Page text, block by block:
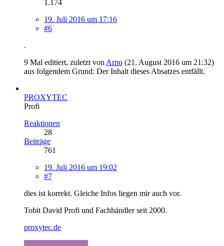
1.174
19. Juli 2016 um 17:16
#6
.
9 Mal editiert, zuletzt von Arno (21. August 2016 um 21:32)
aus folgendem Grund: Der Inhalt dieses Absatzes entfällt.
PROXYTEC
Profi
Reaktionen
28
Beiträge
761
19. Juli 2016 um 19:02
#7
dies ist korrekt. Gleiche Infos liegen mir auch vor.
Tobit David Profi und Fachhändler seit 2000.
proxytec.de